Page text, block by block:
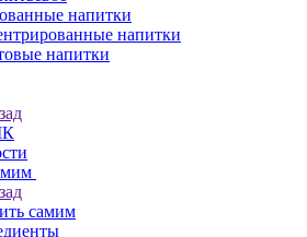
напитки
напитки
напитки
самим